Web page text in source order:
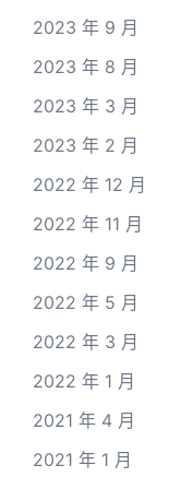
2023 年 9 月
2023 年 8 月
2023 年 3 月
2023 年 2 月
2022 年 12 月
2022 年 11 月
2022 年 9 月
2022 年 5 月
2022 年 3 月
2022 年 1 月
2021 年 4 月
2021 年 1 月